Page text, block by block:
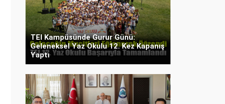
TEI Kampüsünde Gurur Günü:
Geleneksel Yaz Okulu 12. Kez Kapanış
Yaptı